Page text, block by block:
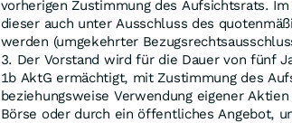
vorherigen Zustimmung des Aufsichtsrats.
dieser auch unter Ausschluss des
werden (umgekehrter
Der Vorstand wird für die Dauer von fünf
1b AktG ermächtigt, mit Zustimmung des
beziehungsweise Verwendung eigener
Börse oder durch ein öffentliches Angebot,